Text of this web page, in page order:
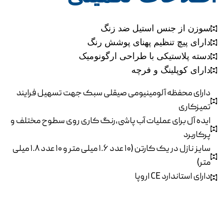
سوزن از جنس استیل ضد زنگ
دارای پیچ تنظیم پهنای پوشش رنگ
دسته پلاستیکی با طراحی ارگونومیک
دارای کوپلینگ و فرچه
دارای محفظه آلومینیومی صیقلی سبک جهت تسهیل فرایند
تمیزکاری
ایده آل برای عملیات آب پاشی،رنگ کاری روی سطوح مختلف و
پرکاربرد
سایز نازل در یک کارتن (۱۰ عدد ۱.۶ میلی متر و ۱۰ عدد ۱.۸ میلی
متر)
دارای استاندارد CE اروپا